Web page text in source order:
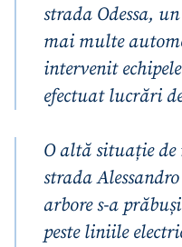
strada Odessa,
mai multe
intervenit
efectuat lucrări
O altă situație de
strada
arbore s-a
peste liniile